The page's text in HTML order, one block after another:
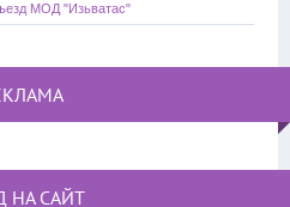
МОД "Изьватас"
НА САЙТ